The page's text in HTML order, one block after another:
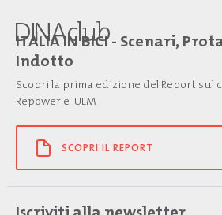
ITALIA IN BICI - Scenari,
Indotto
Scopri la prima edizione del Report sul
Repower e IULM
SCOPRI IL REPORT